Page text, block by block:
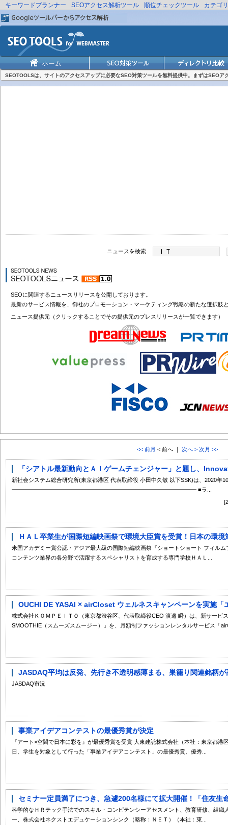
キーワードプランナー SEOアクセス解析ツール 順位チェックツール カテゴ
SEOTOOLSは、サイトのアクセスアップに必要なSEO対策ツールを無料提供中。まずはSEOア
ニュースを検索
SEOに関連するニュースリリースを公開しております。
最新のサービス情報を、御社のプロモーション・マーケティング戦略の新たな選択肢
ニュース提供元（クリックすることでその提供元のプレスリリースが一覧できます）
<< 前月 < 前へ ｜ 次へ > 次月 >>
「シアトル最新動向とＡＩゲームチェンジャー」と題し、
新社会システム総合研究所(東京都港区 代表取締役 小田中久敏 以下SSK)は、2020年
━━━━━━━━━━━━━━━━━━━━━━━━━━━━━━━━━ ■ラ...
ＨＡＬ卒業生が国際短編映画祭で環境大臣賞を受賞！日本の環境
米国アカデミー賞公認・アジア最大級の国際短編映画祭『ショートショート フィル
コンテンツ業界の各分野で活躍するスペシャリストを育成する専門学校ＨＡＬ...
OUCHI DE YASAI × airCloset ウェルネスキャンペーンを実施「
株式会社ＫＯＭＰＥＩＴＯ（東京都渋谷区、代表取締役CEO 渡邉 瞬）は、新サービ
SMOOTHIE（スムーズスムージー）」を、月額制ファッションレンタルサービス「
JASDAQ平均は反発、先行き不透明感薄まる、巣籠り関連銘柄が
JASDAQ市況
事業アイデアコンテストの最優秀賞が決定
『アート×空間で日本に彩を』が最優秀賞を受賞 大東建託株式会社（本社：東京都
日、学生を対象として行った「事業アイデアコンテスト」の最優秀賞、優秀...
セミナー定員満了につき、急遽200名様にて拡大開催！「住友生
科学的なＨＲテック手法でのスキル・コンピテンシーアセスメント、教育研修、組
ー、株式会社ネクストエデュケーションシンク（略称：ＮＥＴ）（本社：東...